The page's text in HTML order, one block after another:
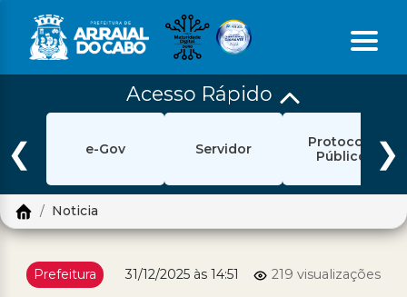
Início
Ouvidoria
Pesquisar
Acesso Rápido
❮ e-Gov Servidor
Protocolo
Público
❯
Noticia
Prefeitura 31/12/2025 às 14:51 219 visualizações